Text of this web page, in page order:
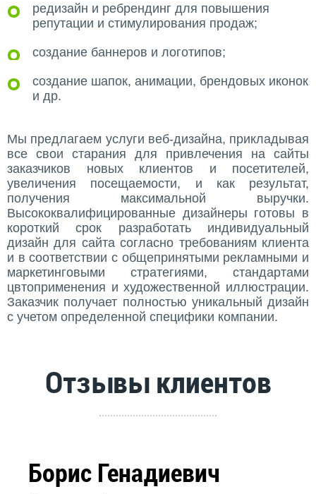
редизайн и ребрендинг для повышения
репутации и стимулирования продаж;
создание баннеров и логотипов;
создание шапок, анимации, брендовых иконок
и др.
Мы предлагаем услуги веб-дизайна, прикладывая
все свои старания для привлечения на сайты
заказчиков новых клиентов и посетителей,
увеличения посещаемости, и как результат,
получения максимальной выручки.
Высококвалифицированные дизайнеры готовы в
короткий срок разработать индивидуальный
дизайн для сайта согласно требованиям клиента
и в соответствии с общепринятыми рекламными и
маркетинговыми стратегиями, стандартами
цвтоприменения и художественной иллюстрации.
Заказчик получает полностью уникальный дизайн
с учетом определенной специфики компании.
Отзывы клиентов
Борис Генадиевич